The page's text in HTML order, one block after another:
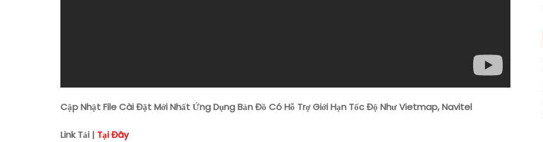
Cập Nhật File Cài Đặt Mới Nhất Ứng Dụng Bản Đồ Có Hỗ Trợ Giới Hạn Tốc Độ Như Vietmap, Navitel
Link Tải | Tại Đây